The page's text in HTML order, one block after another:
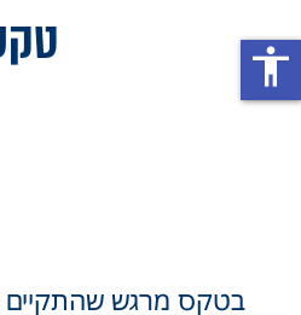
בטקס מרגש שהתקיים בבסיס
accessibility